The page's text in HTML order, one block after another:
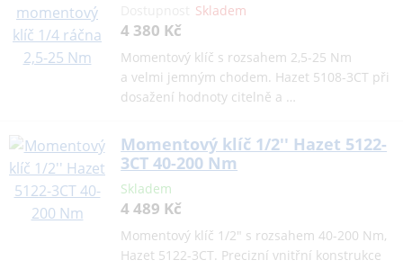
Skladem
4 380 Kč
Momentový klíč s rozsahem 2,5-25 Nm
a velmi jemným chodem. Hazet 5108-3CT při
dosažení hodnoty citelně a …
Momentový klíč 1/2'' Hazet 5122-
3CT 40-200 Nm
Skladem
4 489 Kč
Momentový klíč 1/2" s rozsahem 40-200 Nm,
Hazet 5122-3CT. Precizní vnitřní konstrukce